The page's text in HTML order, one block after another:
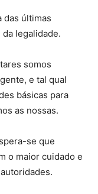
das últimas
legalidade.
somos
e tal qual
básicas para
as nossas.
se que
o maior cuidado e